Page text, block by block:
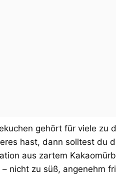
gehört für viele zu
hast, dann solltest du
aus zartem
– nicht zu süß, angenehm